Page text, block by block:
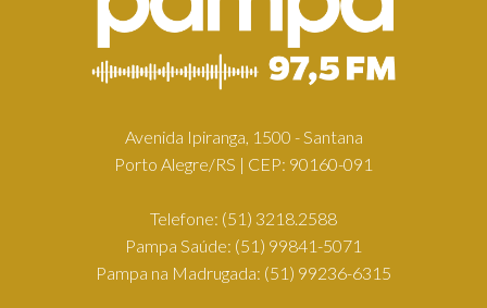
Avenida Ipiranga, 1500 - Santana
Porto Alegre/RS | CEP: 90160-091
Telefone: (51) 3218.2588
Pampa Saúde: (51) 99841-5071
Pampa na Madrugada: (51) 99236-6315